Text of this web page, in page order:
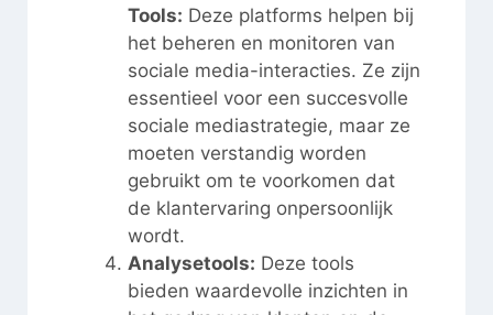
Tools: Deze platforms helpen bij
het beheren en monitoren van
sociale media-interacties. Ze zijn
essentieel voor een succesvolle
sociale mediastrategie, maar ze
moeten verstandig worden
gebruikt om te voorkomen dat
de klantervaring onpersoonlijk
wordt.
Analysetools: Deze tools
bieden waardevolle inzichten in